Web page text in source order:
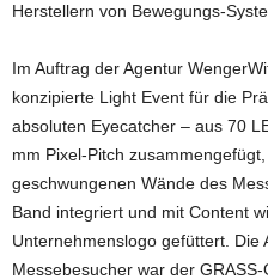
Herstellern von Bewegungs-
Im Auftrag der Agentur
konzipierte Light Event für die
absoluten Eyecatcher – aus 70
mm Pixel-Pitch
geschwungenen Wände des
Band integriert und mit Content
Unternehmenslogo gefüttert. Die
Messebesucher war der